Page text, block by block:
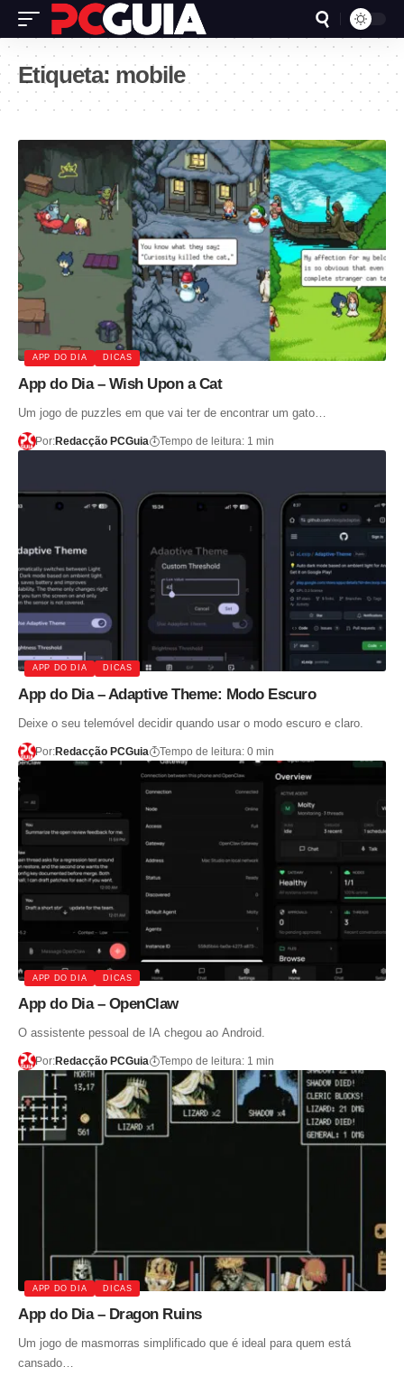
Etiqueta: mobile
APP DO DIA DICAS
App do Dia – Wish Upon a Cat
Um jogo de puzzles em que vai ter de encontrar um gato…
Por:Redacção PCGuia Tempo de leitura: 1 min
APP DO DIA DICAS
App do Dia – Adaptive Theme: Modo Escuro
Deixe o seu telemóvel decidir quando usar o modo escuro e claro.
Por:Redacção PCGuia Tempo de leitura: 0 min
APP DO DIA DICAS
App do Dia – OpenClaw
O assistente pessoal de IA chegou ao Android.
Por:Redacção PCGuia Tempo de leitura: 1 min
APP DO DIA DICAS
App do Dia – Dragon Ruins
Um jogo de masmorras simplificado que é ideal para quem está
cansado…